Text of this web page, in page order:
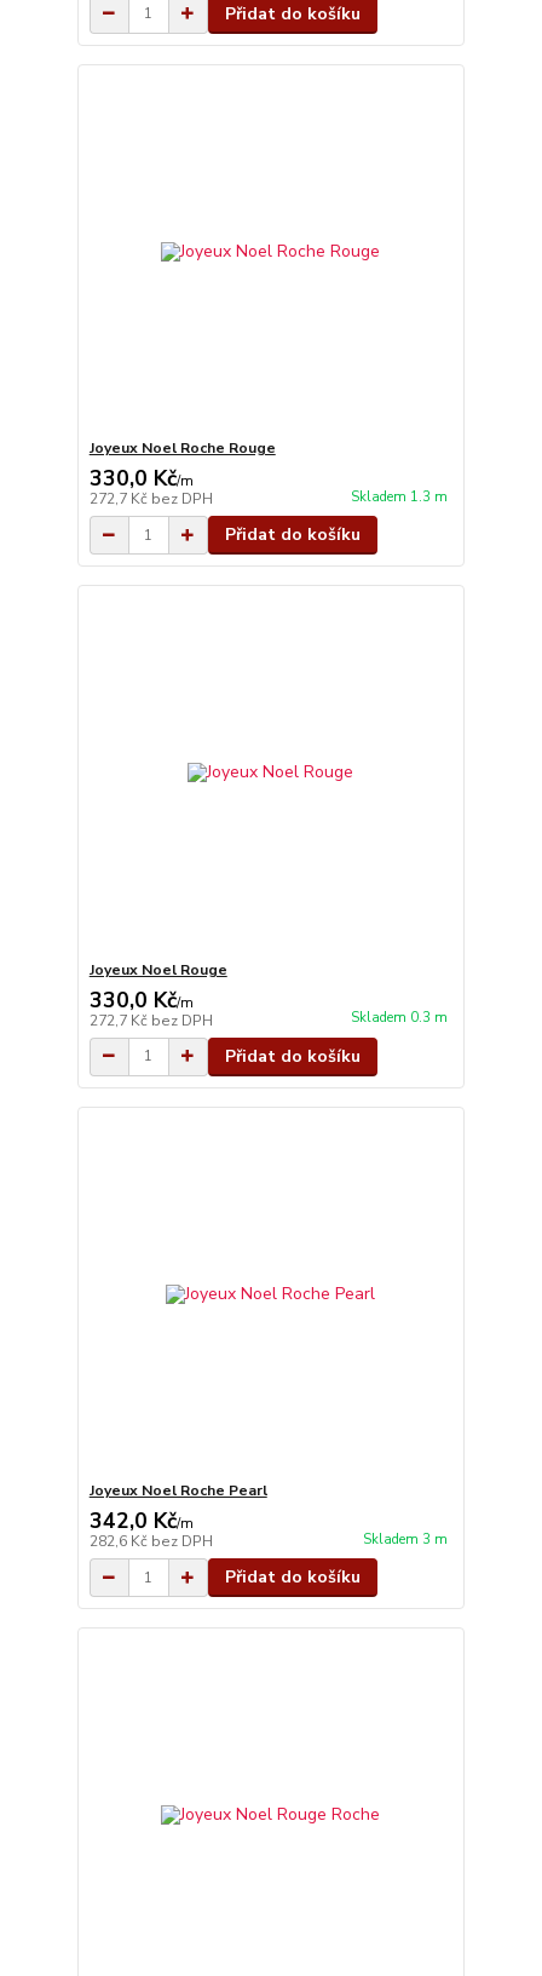
Přidat do košíku
Joyeux Noel Roche Rouge
330,0 Kč/m
272,7 Kč bez DPH Skladem 1.3 m
Přidat do košíku
Joyeux Noel Rouge
330,0 Kč/m
272,7 Kč bez DPH Skladem 0.3 m
Přidat do košíku
Joyeux Noel Roche Pearl
342,0 Kč/m
282,6 Kč bez DPH Skladem 3 m
Přidat do košíku